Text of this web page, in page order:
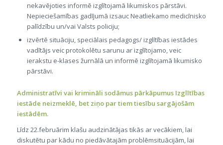
nekavējoties informē izglītojamā likumiskos pārstāvi.
Nepieciešamības gadījumā izsauc Neatliekamo medicīnisko
palīdzību un/vai Valsts policiju;
izvērtē situāciju, speciālais pedagogs/ izglītības iestādes
vadītājs veic protokolētu sarunu ar izglītojamo, veic
ierakstu e-klases žurnālā un informē izglītojamā likumisko
pārstāvi.
Administratīvi vai krimināli sodāmus pārkāpumus Izglītības
iestāde neizmeklē, bet ziņo par tiem tiesību sargājošām
iestādēm.
Līdz 22.februārim klašu audzinātājas tikās ar vecākiem, lai
diskutētu par kādu no piedāvātajām problēmsituācijām, lai